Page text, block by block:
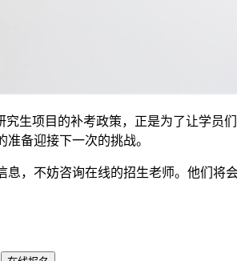
生项目的补考政策，正是为了让学员
备迎接下一次的挑战。
，不妨咨询在线的招生老师。他们将